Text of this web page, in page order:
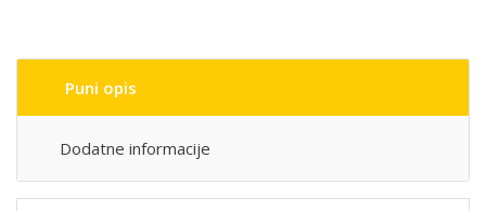
Puni opis
Dodatne informacije